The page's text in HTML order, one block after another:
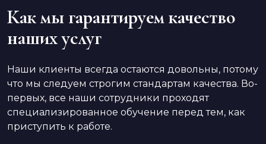
Как мы гарантируем качество
наших услуг
Наши клиенты всегда остаются довольны, потому
что мы следуем строгим стандартам качества. Во-
первых, все наши сотрудники проходят
специализированное обучение перед тем, как
приступить к работе.